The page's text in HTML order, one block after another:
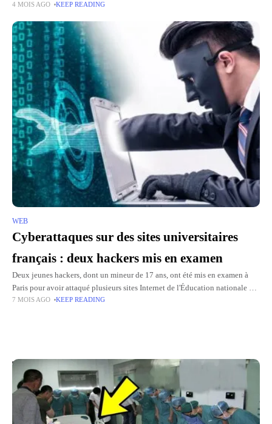
concurrents. Un calendrier serré est fixé, avec une décision finale
4 MOIS AGO KEEP READING
WEB
Cyberattaques sur des sites universitaires
français : deux hackers mis en examen
Deux jeunes hackers, dont un mineur de 17 ans, ont été mis en examen à
Paris pour avoir attaqué plusieurs sites Internet de l'Éducation nationale en
septembre 2025. Ces arrestations,
7 MOIS AGO KEEP READING
Top Picks for You